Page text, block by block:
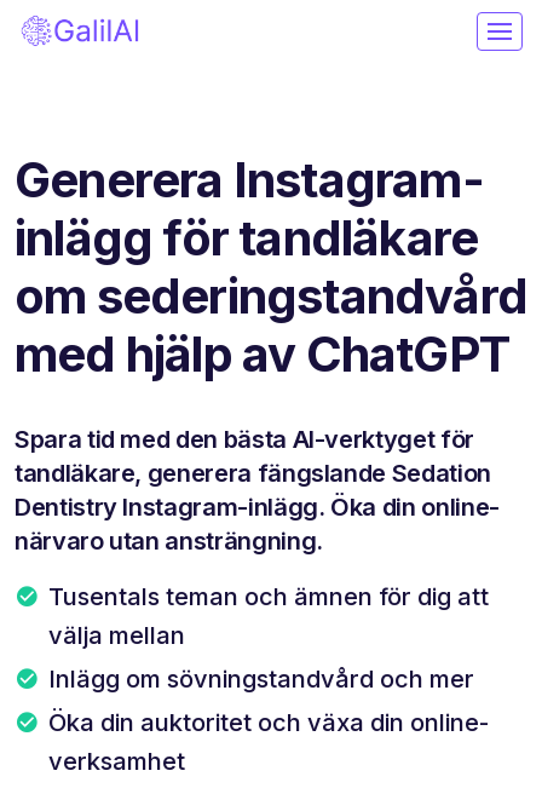
Generera Instagram-
inlägg för tandläkare
om sederingstandvård
med hjälp av ChatGPT
Spara tid med den bästa AI-verktyget för
tandläkare, generera fängslande Sedation
Dentistry Instagram-inlägg. Öka din online-
närvaro utan ansträngning.
Tusentals teman och ämnen för dig att
välja mellan
Inlägg om sövningstandvård och mer
Öka din auktoritet och växa din online-
verksamhet